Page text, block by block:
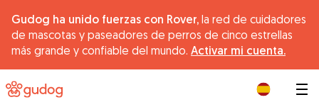
Gudog ha unido fuerzas con Rover, la red de cuidadores
de mascotas y paseadores de perros de cinco estrellas
más grande y confiable del mundo. Activar mi cuenta.